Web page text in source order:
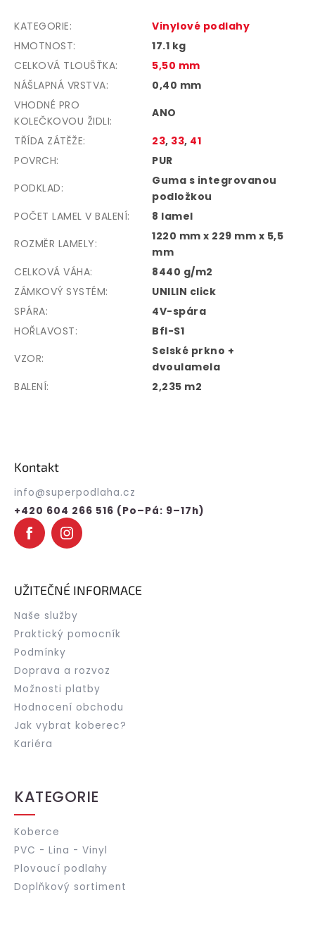
KATEGORIE:
Vinylové podlahy
HMOTNOST:
17.1 kg
CELKOVÁ TLOUŠŤKA:
5,50 mm
NÁŠLAPNÁ VRSTVA:
0,40 mm
VHODNÉ PRO
KOLEČKOVOU ŽIDLI:
ANO
TŘÍDA ZÁTĚŽE: 23, 33, 41
POVRCH:
PUR
PODKLAD:
Guma s integrovanou
podložkou
POČET LAMEL V BALENÍ:
8 lamel
ROZMĚR LAMELY:
1220 mm x 229 mm x 5,5
mm
CELKOVÁ VÁHA:
8440 g/m2
ZÁMKOVÝ SYSTÉM:
UNILIN click
SPÁRA:
4V-spára
HOŘLAVOST:
Bfl-S1
VZOR:
Selské prkno +
dvoulamela
BALENÍ: 2,235 m2
Kontakt
info@superpodlaha.cz
+420 604 266 516 (Po–Pá: 9–17h)
UŽITEČNÉ INFORMACE
Naše služby
Praktický pomocník
Podmínky
Doprava a rozvoz
Možnosti platby
Hodnocení obchodu
Jak vybrat koberec?
Kariéra
KATEGORIE
Koberce
PVC - Lina - Vinyl
Plovoucí podlahy
Doplňkový sortiment